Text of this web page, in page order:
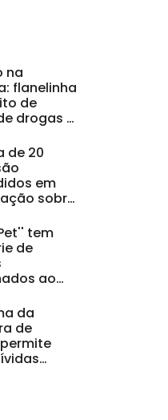
na
flanelinha
de
drogas e
de 20
em
sobre
|
tem
de
ao
da
de